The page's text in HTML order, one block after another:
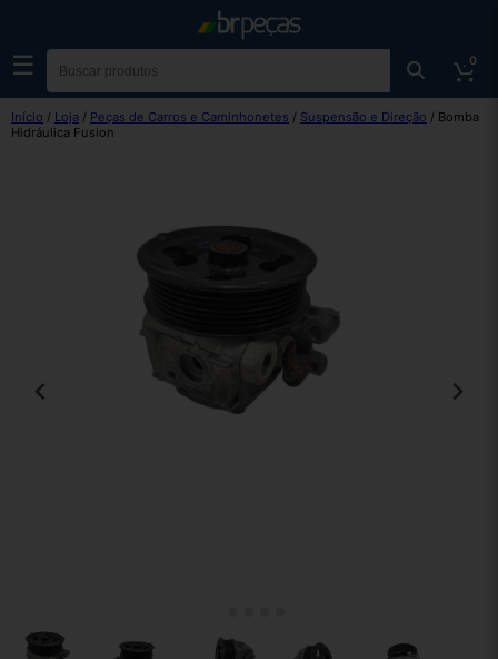
☰ 0
Início / Loja / Peças de Carros e Caminhonetes / Suspensão e Direção / Bomba
Hidráulica Fusion